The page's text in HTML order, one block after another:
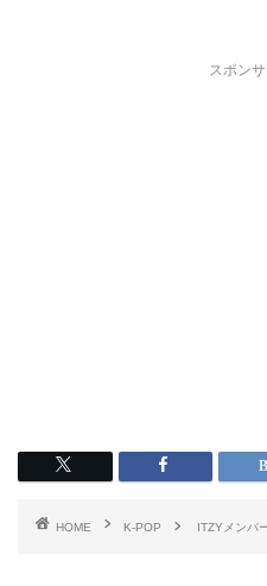
スポン
HOME K-POP ITZYメンバ